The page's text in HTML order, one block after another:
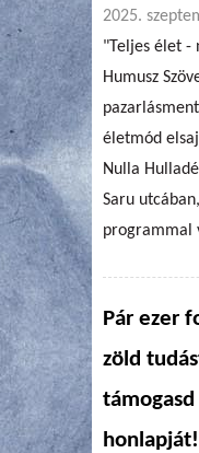
2025.
"Teljes élet -
Humusz
életmód
Nulla
Saru
programmal
Pár ezer
zöld
támogasd
honlapját!